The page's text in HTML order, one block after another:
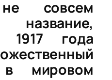
совсем
название,
1917 года
в мировом